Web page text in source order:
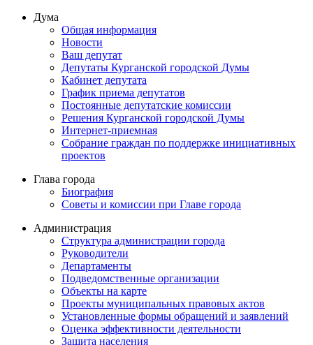
Дума
Общая информация
Новости
Ваш депутат
Депутаты Курганской городской Думы
Кабинет депутата
График приема депутатов
Постоянные депутатские комиссии
Решения Курганской городской Думы
Интернет-приемная
Собрание граждан по поддержке инициативных
проектов
Глава города
Биография
Советы и комиссии при Главе города
Администрация
Структура администрации города
Руководители
Департаменты
Подведомственные организации
Объекты на карте
Проекты муниципальных правовых актов
Установленные формы обращений и заявлений
Оценка эффективности деятельности
Защита населения